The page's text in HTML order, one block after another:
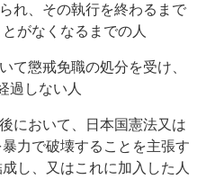
れ、その執行を終わるまで
がなくなるまでの人
て懲戒免職の処分を受け、
過しない人
において、 日本国憲法又は
力で破壊することを主張す
し、又はこれに加入した人